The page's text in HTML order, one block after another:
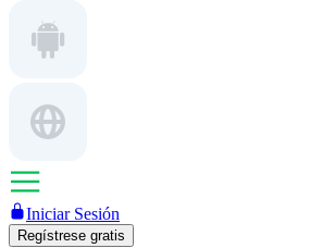
Iniciar Sesión
Regístrese gratis